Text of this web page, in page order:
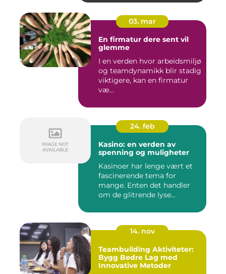
03. mar
En firmatur dere sent vil
glemme
I en verden hvor arbeidsmiljø
og teamdynamikk blir stadig
viktigere, kan en firmatur
væ...
24. feb
Kasino: en verden av
spenning og muligheter
Kasinoer har lenge vært et
fascinerende tema for
mange. Enten det handler
om de glitrende lyse...
14. nov
Teambuilding Aktiviteter:
Bygg Bedre Lag med
Innovative Metoder